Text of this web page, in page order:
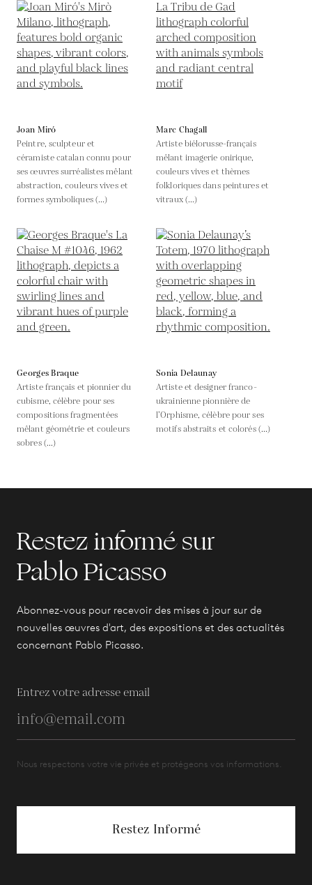
Joan Miró
Peintre, sculpteur et
céramiste catalan connu pour
ses œuvres surréalistes mêlant
abstraction, couleurs vives et
formes symboliques (...)
Marc Chagall
Artiste biélorusse-français
mêlant imagerie onirique,
couleurs vives et thèmes
folkloriques dans peintures et
vitraux (...)
Georges Braque
Artiste français et pionnier du
cubisme, célèbre pour ses
compositions fragmentées
mêlant géométrie et couleurs
sobres (...)
Sonia Delaunay
Artiste et designer franco-
ukrainienne pionnière de
l’Orphisme, célèbre pour ses
motifs abstraits et colorés (...)
Restez informé sur
Pablo Picasso
Abonnez-vous pour recevoir des mises à jour sur de
nouvelles œuvres d'art, des expositions et des actualités
concernant Pablo Picasso.
Entrez votre adresse email
Nous respectons votre vie privée et protégeons vos informations.
Restez Informé